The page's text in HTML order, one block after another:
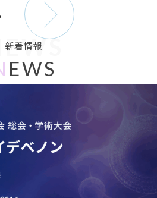
新着情報
EWS